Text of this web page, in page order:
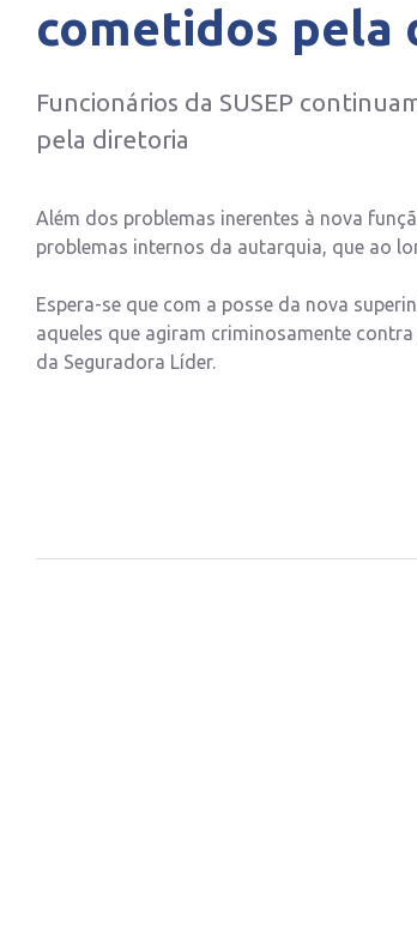
cometidos pela
Funcionários da SUSEP
pela diretoria
Além dos problemas inerentes à nova
problemas internos da autarquia, que ao
Espera-se que com a posse da nova
aqueles que agiram criminosamente
da Seguradora Líder.